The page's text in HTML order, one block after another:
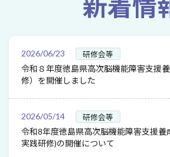
新着情
2026/06/23 研修会等
令和８年度徳島県高次脳機能障害支援
修）を開催しました
2026/05/14 研修会等
令和8年度徳島県高次脳機能障害支援養
実践研修)の開催について